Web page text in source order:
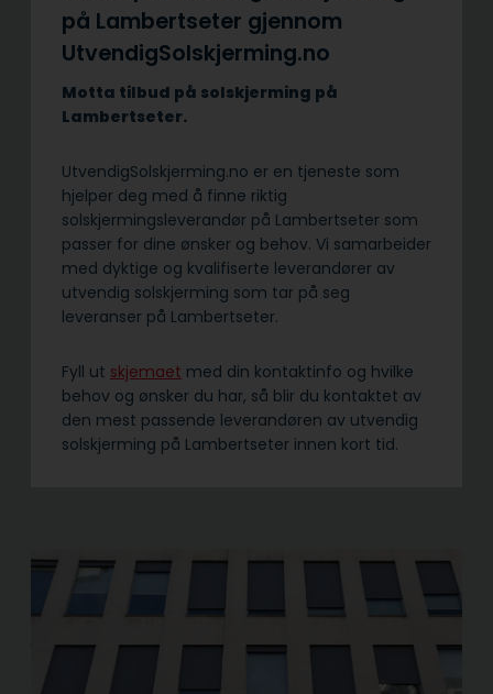
på Lambertseter gjennom
UtvendigSolskjerming.no
Motta tilbud på solskjerming på
Lambertseter.
UtvendigSolskjerming.no er en tjeneste som
hjelper deg med å finne riktig
solskjermingsleverandør på Lambertseter som
passer for dine ønsker og behov. Vi samarbeider
med dyktige og kvalifiserte leverandører av
utvendig solskjerming som tar på seg
leveranser på Lambertseter.
Fyll ut skjemaet med din kontaktinfo og hvilke
behov og ønsker du har, så blir du kontaktet av
den mest passende leverandøren av utvendig
solskjerming på Lambertseter innen kort tid.